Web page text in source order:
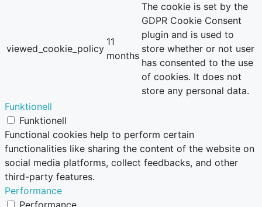
viewed_cookie_policy
11
months
The cookie is set by the
GDPR Cookie Consent
plugin and is used to
store whether or not user
has consented to the use
of cookies. It does not
store any personal data.
Funktionell
Funktionell
Functional cookies help to perform certain
functionalities like sharing the content of the website on
social media platforms, collect feedbacks, and other
third-party features.
Performance